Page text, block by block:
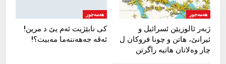
هەمەجور
ژبەر ئالوزیێن ئسرائیل و
ئیرانێ، هاتن و چونا فروکان ل
چار وەلاتان هاتیە راگرتن
هەمەجور
کی نابێژیت ئەم یێ د مرین!
ئەڤە جەهەننەما مەبیت؟!